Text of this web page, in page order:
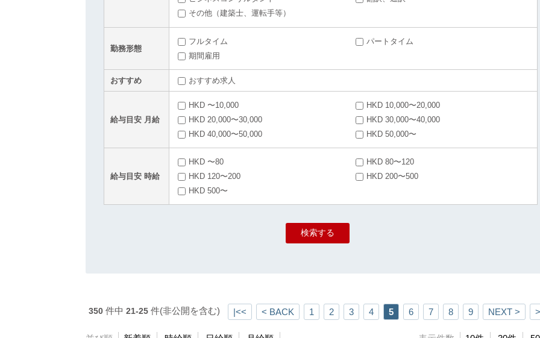
その他（建築士、運転手等）
勤務形態
フルタイム
パートタイム
期間雇用
おすすめ おすすめ求人
給与目安 月給
HKD 〜10,000
HKD 10,000〜20,000
HKD 20,000〜30,000
HKD 30,000〜40,000
HKD 40,000〜50,000
HKD 50,000〜
給与目安 時給
HKD 〜80
HKD 80〜120
HKD 120〜200
HKD 200〜500
HKD 500〜
350 件中 21-25 件(非公開を含む) |<< < BACK 1 2 3 4 5 6 7 8 9 NEXT >